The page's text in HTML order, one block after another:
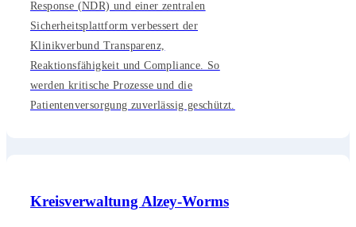
Response (NDR) und einer zentralen
Sicherheitsplattform verbessert der
Klinikverbund Transparenz,
Reaktionsfähigkeit und Compliance. So
werden kritische Prozesse und die
Patientenversorgung zuverlässig geschützt.
Kreisverwaltung Alzey-Worms